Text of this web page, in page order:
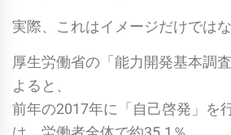
実際、これはイメージだけではな
厚生労働省の「能力開発基本調
よると、
前年の2017年に「自己啓発」を